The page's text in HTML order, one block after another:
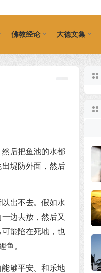
佛教经论 大德文集
后把鱼池的水都
堤防外面，然后
出不去。假如水
边去放，然后又
能陷在死地，也
鱼。
够平安、和乐地